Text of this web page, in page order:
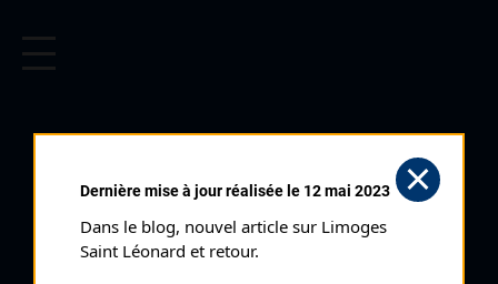
PALMARÈS
Dernière mise à jour réalisée le 12 mai 2023
Dans le blog, nouvel article sur Limoges
Saint Léonard et retour.